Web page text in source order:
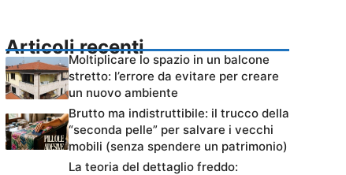
Articoli recenti
Moltiplicare lo spazio in un balcone
stretto: l’errore da evitare per creare
un nuovo ambiente
Brutto ma indistruttibile: il trucco della
“seconda pelle” per salvare i vecchi
mobili (senza spendere un patrimonio)
La teoria del dettaglio freddo: